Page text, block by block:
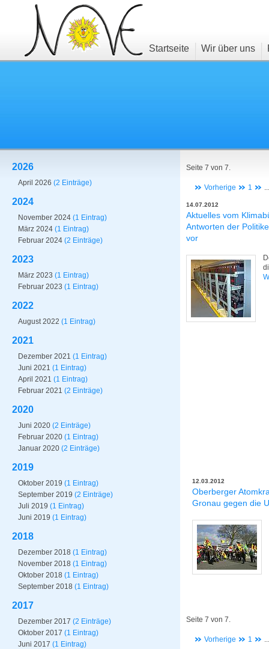
Startseite Wir über uns
2026
April 2026 (2 Einträge)
2024
November 2024 (1 Eintrag)
März 2024 (1 Eintrag)
Februar 2024 (2 Einträge)
2023
März 2023 (1 Eintrag)
Februar 2023 (1 Eintrag)
2022
August 2022 (1 Eintrag)
2021
Dezember 2021 (1 Eintrag)
Juni 2021 (1 Eintrag)
April 2021 (1 Eintrag)
Februar 2021 (2 Einträge)
2020
Juni 2020 (2 Einträge)
Februar 2020 (1 Eintrag)
Januar 2020 (2 Einträge)
2019
Oktober 2019 (1 Eintrag)
September 2019 (2 Einträge)
Juli 2019 (1 Eintrag)
Juni 2019 (1 Eintrag)
2018
Dezember 2018 (1 Eintrag)
November 2018 (1 Eintrag)
Oktober 2018 (1 Eintrag)
September 2018 (1 Eintrag)
2017
Dezember 2017 (2 Einträge)
Oktober 2017 (1 Eintrag)
Juni 2017 (1 Eintrag)
Seite 7 von 7.
Vorherige 1
14.07.2012
Aktuelles vom
Antworten der
vor
12.03.2012
Oberberger
Gronau gegen die
Seite 7 von 7.
Vorherige 1